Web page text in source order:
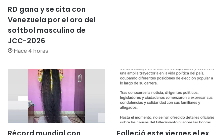
RD gana y se cita con
Venezuela por el oro del
softbol masculino de
JCC-2026
Hace 4 horas
Récord mundial con
Falleció este viernes el ex